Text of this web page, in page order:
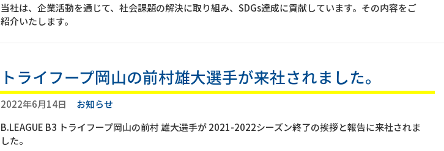
当社は、企業活動を通じて、社会課題の解決に取り組み、SDGs達成に貢献しています。その内容をご
紹介いたします。
トライフープ岡山の前村雄大選手が来社されました。
2022年6月14日
お知らせ
B.LEAGUE B3 トライフープ岡山の前村 雄大選手が 2021-2022シーズン終了の挨拶と報告に来社されま
した。